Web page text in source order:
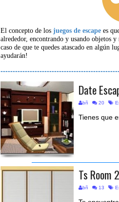
El concepto de losjuegos de escape es
alrededor, encontrando y usando objetos
caso de que te quedes atascado en algún
ayudarán!
Date
bñ 20
Tienes que
Ts Room 2
bñ 13